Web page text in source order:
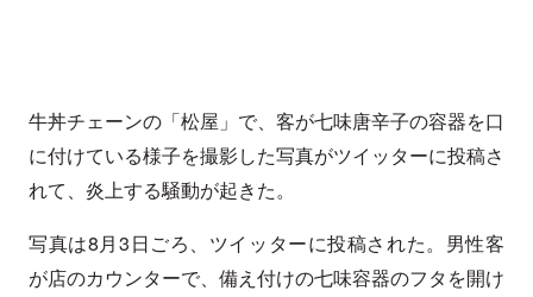
牛丼チェーンの「松屋」で、客が七味唐辛子の容器を口
に付けている様子を撮影した写真がツイッターに投稿さ
れて、炎上する騒動が起きた。
写真は8月3日ごろ、ツイッターに投稿された。男性客
が店のカウンターで、備え付けの七味容器のフタを開け